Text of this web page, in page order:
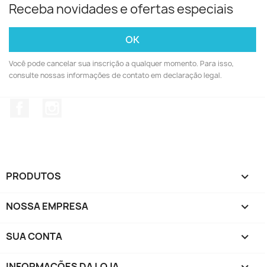
Receba novidades e ofertas especiais
Você pode cancelar sua inscrição a qualquer momento. Para isso,
consulte nossas informações de contato em declaração legal.
PRODUTOS 
NOSSA EMPRESA 
SUA CONTA 